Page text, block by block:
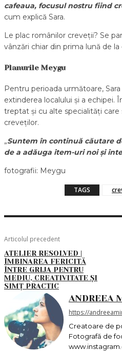
cafeaua, focusul nostru fiind
cum explică Sara.
Le plac românilor creveții? Se
vânzări chiar din prima lună de
Planurile Meygu
Pentru perioada următoare,
extinderea localului și a echipei.
treptat și cu alte specialități care
creveților.
„Suntem în continuă căutare
de a adăuga item-uri noi și
fotografii: Meygu
TAGS
Articolul precedent
ATELIER RESOLVED |
ÎMBINAREA FERICITĂ
ÎNTRE GRIJA PENTRU
MEDIU, CREATIVITATE ȘI
SIMȚ PRACTIC
ANDREEA
https://
Creatoare de
Fotografă de